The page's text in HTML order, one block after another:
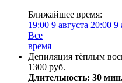
Ближайшее время:
19:00 9 августа 20:00 9
Все
время
Депиляция тёплым
1300 руб.
Длительность: 30